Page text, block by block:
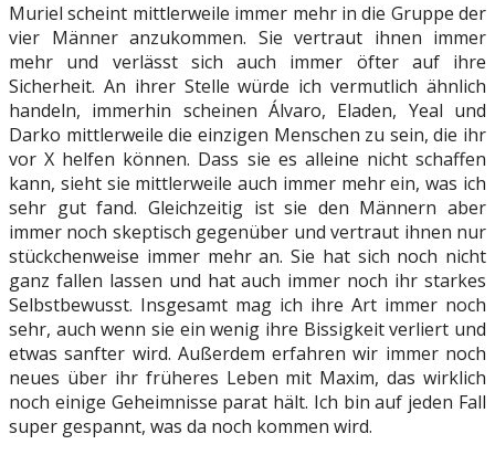
Muriel scheint mittlerweile immer mehr in die Gruppe der
vier Männer anzukommen. Sie vertraut ihnen immer
mehr und verlässt sich auch immer öfter auf ihre
Sicherheit. An ihrer Stelle würde ich vermutlich ähnlich
handeln, immerhin scheinen Álvaro, Eladen, Yeal und
Darko mittlerweile die einzigen Menschen zu sein, die ihr
vor X helfen können. Dass sie es alleine nicht schaffen
kann, sieht sie mittlerweile auch immer mehr ein, was ich
sehr gut fand. Gleichzeitig ist sie den Männern aber
immer noch skeptisch gegenüber und vertraut ihnen nur
stückchenweise immer mehr an. Sie hat sich noch nicht
ganz fallen lassen und hat auch immer noch ihr starkes
Selbstbewusst. Insgesamt mag ich ihre Art immer noch
sehr, auch wenn sie ein wenig ihre Bissigkeit verliert und
etwas sanfter wird. Außerdem erfahren wir immer noch
neues über ihr früheres Leben mit Maxim, das wirklich
noch einige Geheimnisse parat hält. Ich bin auf jeden Fall
super gespannt, was da noch kommen wird.